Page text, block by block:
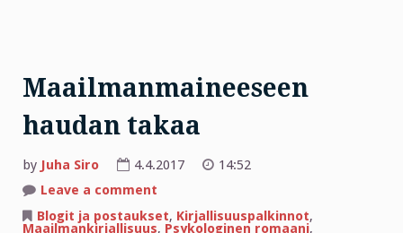
Maailmanmaineeseen
haudan takaa
by Juha Siro 4.4.2017
14:52
Leave a comment
haudan
takaa
Blogit ja postaukset, Kirjallisuuspalkinnot,
Maailmankirjallisuus, Psykologinen romaani,